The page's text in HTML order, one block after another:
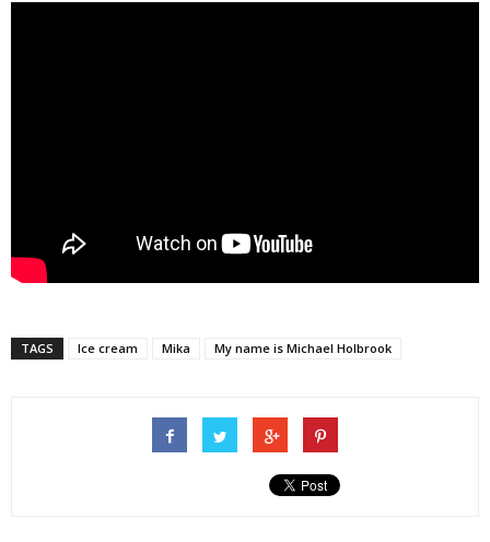
TAGS Ice cream Mika My name is Michael Holbrook